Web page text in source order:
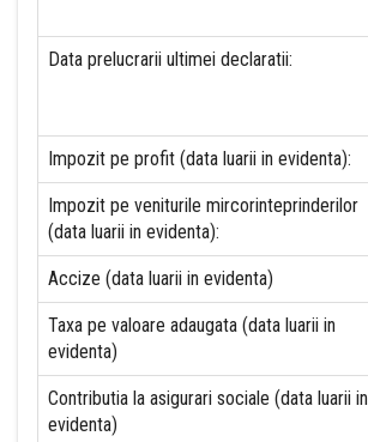
Data prelucrarii ultimei declaratii:
Impozit pe profit (data luarii in evidenta):
Impozit pe veniturile mircorinteprinderilor
(data luarii in evidenta):
Accize (data luarii in evidenta)
Taxa pe valoare adaugata (data luarii in
evidenta)
Contributia la asigurari sociale (data luarii in
evidenta)